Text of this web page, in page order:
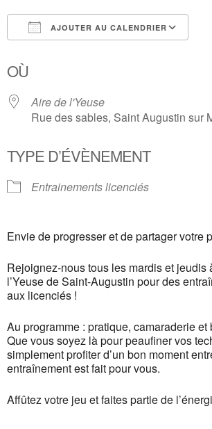
AJOUTER AU CALENDRIER
OÙ
Aire de l'Yeuse
Rue des sables, Saint Augustin sur
TYPE D’ÉVÈNEMENT
Entrainements licenciés
Envie de progresser et de partager votre
Rejoignez-nous tous les mardis et jeudis
l’Yeuse de Saint-Augustin pour des
aux licenciés !
Au programme : pratique, camaraderie et
Que vous soyez là pour peaufiner vos
simplement profiter d’un bon moment
entraînement est fait pour vous.
Affûtez votre jeu et faites partie de